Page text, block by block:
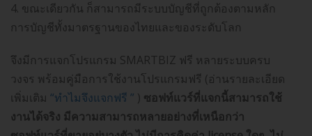
4. ขณะเดียวกัน ก็สามารถมีระบบบัญชีที่ถูกต้องตามหลัก
การบัญชีทั้งมาตรฐานของไทยและของระดับโลก
จึงมีการแจกโปรแกรม SMARTBIZ ฟรี หลายระบบครบ
วงจร พร้อมคู่มือการใช้งานโปรแกรมฟรี (อ่านรายละเอียด
เพิ่มเติม “ทำไมจึงแจกฟรี ” ) ซอฟท์แวร์ที่แจกนี้สามารถใช้
งานได้จริง มีความสามารถหลายอย่างที่เหนือกว่า